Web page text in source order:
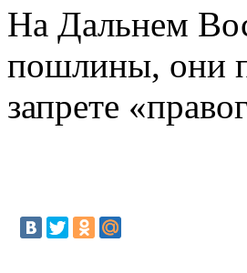
На Дальнем
пошлины, они
запрете